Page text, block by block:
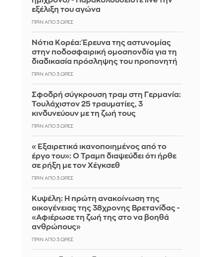
εξέλιξη του αγώνα
ΠΡΙΝ ΑΠΌ 3 ΏΡΕΣ
Νότια Κορέα: Έρευνα της αστυνομίας
στην ποδοσφαιρική ομοσπονδία για τη
διαδικασία πρόσληψης του προπονητή
ΠΡΙΝ ΑΠΌ 3 ΏΡΕΣ
Σφοδρή σύγκρουση τραμ στη Γερμανία:
Τουλάχιστον 25 τραυματίες, 3
κινδυνεύουν με τη ζωή τους
ΠΡΙΝ ΑΠΌ 3 ΏΡΕΣ
«Εξαιρετικά ικανοποιημένος από το
έργο του»: Ο Τραμπ διαψεύδει ότι ήρθε
σε ρήξη με τον Χέγκσεθ
ΠΡΙΝ ΑΠΌ 3 ΏΡΕΣ
Κυψέλη: Η πρώτη ανακοίνωση της
οικογένειας της 38χρονης Βρετανίδας -
«Αφιέρωσε τη ζωή της στο να βοηθά
ανθρώπους»
ΠΡΙΝ ΑΠΌ 3 ΏΡΕΣ